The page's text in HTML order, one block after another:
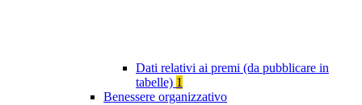
Dati relativi ai premi (da pubblicare in
tabelle) 1
Benessere organizzativo